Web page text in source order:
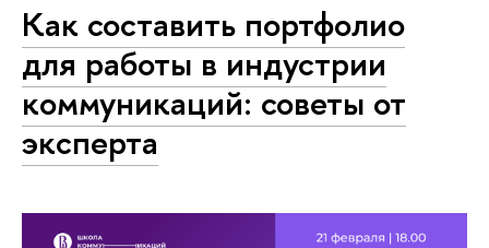
Как составить портфолио
для работы в индустрии
коммуникаций: советы от
эксперта